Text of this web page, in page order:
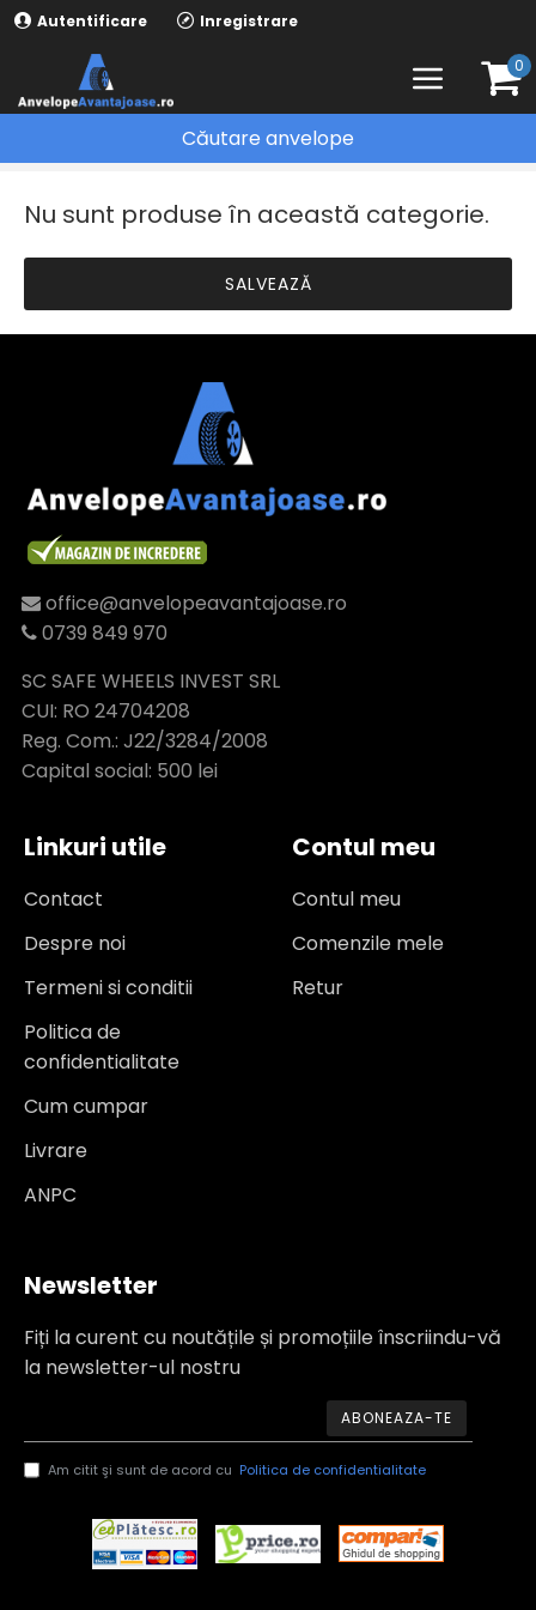
Autentificare Inregistrare
0
DUNLOP
Căutare anvelope
Nu sunt produse în această categorie.
SALVEAZĂ
office@anvelopeavantajoase.ro
0739 849 970
SC SAFE WHEELS INVEST SRL
CUI: RO 24704208
Reg. Com.: J22/3284/2008
Capital social: 500 lei
Linkuri utile
Contact
Despre noi
Termeni si conditii
Politica de
confidentialitate
Cum cumpar
Livrare
ANPC
Contul meu
Contul meu
Comenzile mele
Retur
Newsletter
Fiți la curent cu noutățile și promoțiile înscriindu-vă
la newsletter-ul nostru
ABONEAZA-TE
Am citit şi sunt de acord cu Politica de confidentialitate